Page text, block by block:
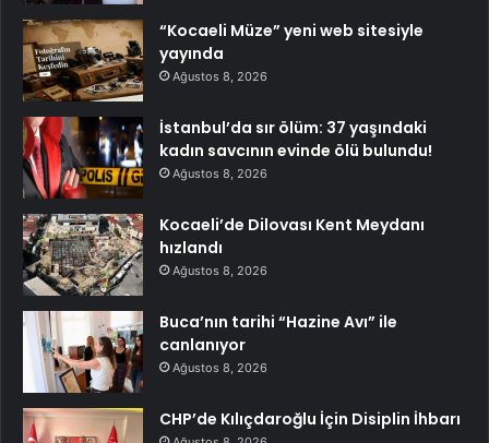
“Kocaeli Müze” yeni web sitesiyle
yayında
Ağustos 8, 2026
İstanbul’da sır ölüm: 37 yaşındaki
kadın savcının evinde ölü bulundu!
Ağustos 8, 2026
Kocaeli’de Dilovası Kent Meydanı
hızlandı
Ağustos 8, 2026
Buca’nın tarihi “Hazine Avı” ile
canlanıyor
Ağustos 8, 2026
CHP’de Kılıçdaroğlu İçin Disiplin İhbarı